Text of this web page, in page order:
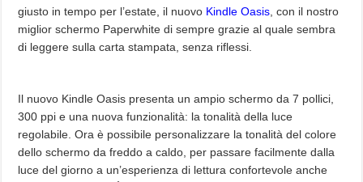
giusto in tempo per l’estate, il nuovo Kindle Oasis , con il nostro
miglior schermo Paperwhite di sempre grazie al quale sembra
di leggere sulla carta stampata, senza riflessi.
Il nuovo Kindle Oasis presenta un ampio schermo da 7 pollici,
300 ppi e una nuova funzionalità: la tonalità della luce
regolabile. Ora è possibile personalizzare la tonalità del colore
dello schermo da freddo a caldo, per passare facilmente dalla
luce del giorno a un’esperienza di lettura confortevole anche